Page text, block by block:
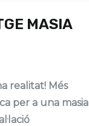
MASIA
realitat! Més
per a una masia